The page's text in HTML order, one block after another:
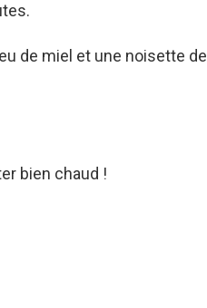
de miel et une noisette de
bien chaud !